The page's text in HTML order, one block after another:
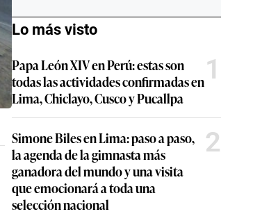
Lo más visto
Papa León XIV en Perú: estas son
todas las actividades confirmadas en
Lima, Chiclayo, Cusco y Pucallpa
1
Simone Biles en Lima: paso a paso,
la agenda de la gimnasta más
ganadora del mundo y una visita
que emocionará a toda una
selección nacional
2